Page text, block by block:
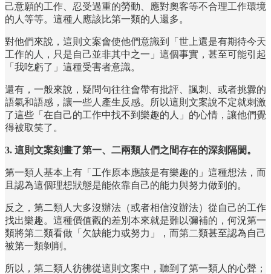
己意願的工作、忍受過重的勞動、應對奧客等不合理工作環境
的人等等。這種人應該比第一類的人還多。
對他們來說，這則文案會使他們意識到「世上還是有期待今天
工作的人，只是自己並非其中之一」這個事實，甚至可能引起
「我吃虧了」這種受害者意識。
還有，一般來說，疑問句往往會帶有批評、諷刺、或者挑釁的
語氣和語感，讓一些人產生反感。所以這則文案說不定就刺激
了這些「在自己的工作中找不到樂趣的人」的心情，讓他們覺
得被取笑了。
3. 這則文案刻畫了第一、二兩類人們之間存在的深刻隔閡。
第一類人基本上有「工作原本應該是有樂趣的」這種想法，而
且認為這個理想狀態是能依靠自己的能力與努力做到的。
反之，第二類人大多沒辦法（或者相信沒辦法）從自己的工作
找出樂趣。這種價值觀的差別本來就是難以彌補的，何況第一
類將第二類看做「欠缺能力或努力」，而第二類甚至認為自己
被第一類剝削。
所以，第二類人彷彿從這則文案中，聽到了第一類人的心聲；